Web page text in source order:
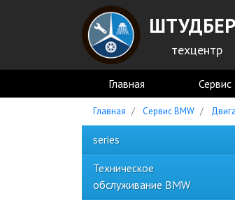
техцентр
Главная
Главная Сервис BMW
series
Техническое
обслуживание BMW